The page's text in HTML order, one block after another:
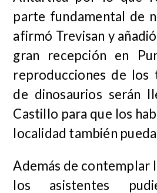
parte fundamental de
afirmó Trevisan y
gran recepción en
reproducciones de los
de dinosaurios serán
Castillo para que los
localidad también
Además de contemplar
los asistentes